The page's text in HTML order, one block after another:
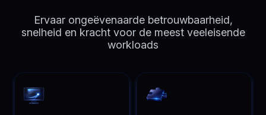
Ervaar ongeëvenaarde betrouwbaarheid,
snelheid en kracht voor de meest veeleisende
workloads